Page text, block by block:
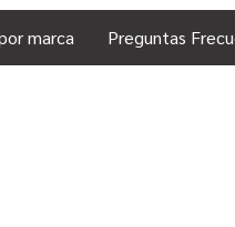
marca Preguntas